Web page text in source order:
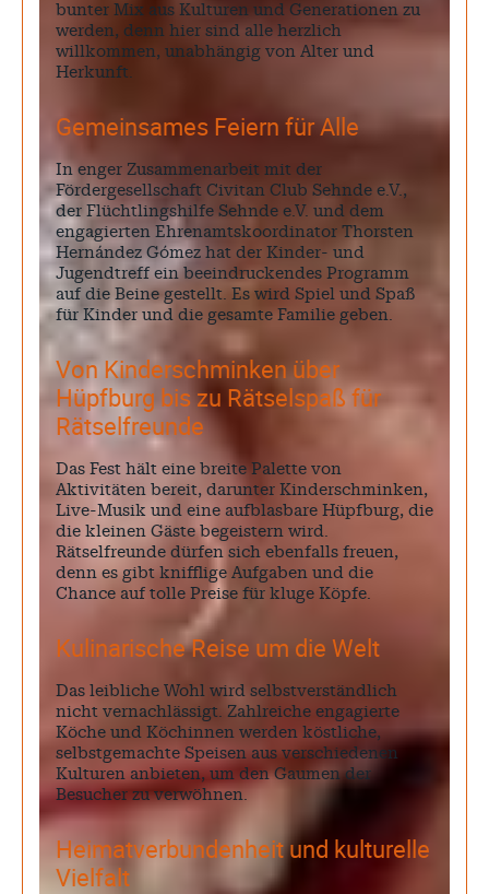
bunter Mix aus Kulturen und Generationen zu
werden, denn hier sind alle herzlich
willkommen, unabhängig von Alter und
Herkunft.
Gemeinsames Feiern für Alle
In enger Zusammenarbeit mit der
Fördergesellschaft Civitan Club Sehnde e.V.,
der Flüchtlingshilfe Sehnde e.V. und dem
engagierten Ehrenamtskoordinator Thorsten
Hernández Gómez hat der Kinder- und
Jugendtreff ein beeindruckendes Programm
auf die Beine gestellt. Es wird Spiel und Spaß
für Kinder und die gesamte Familie geben.
Von Kinderschminken über
Hüpfburg bis zu Rätselspaß für
Rätselfreunde
Das Fest hält eine breite Palette von
Aktivitäten bereit, darunter Kinderschminken,
Live-Musik und eine aufblasbare Hüpfburg, die
die kleinen Gäste begeistern wird.
Rätselfreunde dürfen sich ebenfalls freuen,
denn es gibt knifflige Aufgaben und die
Chance auf tolle Preise für kluge Köpfe.
Kulinarische Reise um die Welt
Das leibliche Wohl wird selbstverständlich
nicht vernachlässigt. Zahlreiche engagierte
Köche und Köchinnen werden köstliche,
selbstgemachte Speisen aus verschiedenen
Kulturen anbieten, um den Gaumen der
Besucher zu verwöhnen.
Heimatverbundenheit und kulturelle
Vielfalt